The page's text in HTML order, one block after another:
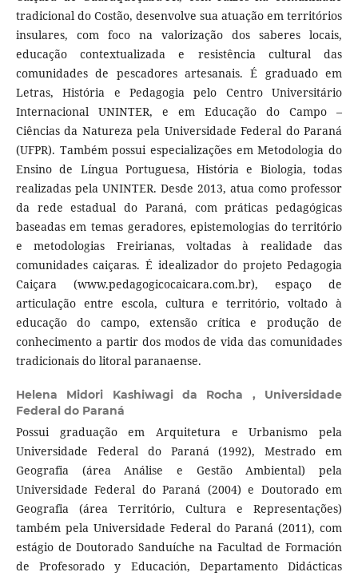
tradicional do Costão, desenvolve sua atuação em territórios
insulares, com foco na valorização dos saberes locais,
educação contextualizada e resistência cultural das
comunidades de pescadores artesanais. É graduado em
Letras, História e Pedagogia pelo Centro Universitário
Internacional UNINTER, e em Educação do Campo –
Ciências da Natureza pela Universidade Federal do Paraná
(UFPR). Também possui especializações em Metodologia do
Ensino de Língua Portuguesa, História e Biologia, todas
realizadas pela UNINTER. Desde 2013, atua como professor
da rede estadual do Paraná, com práticas pedagógicas
baseadas em temas geradores, epistemologias do território
e metodologias Freirianas, voltadas à realidade das
comunidades caiçaras. É idealizador do projeto Pedagogia
Caiçara (www.pedagogicocaicara.com.br), espaço de
articulação entre escola, cultura e território, voltado à
educação do campo, extensão crítica e produção de
conhecimento a partir dos modos de vida das comunidades
tradicionais do litoral paranaense.
Helena Midori Kashiwagi da Rocha , Universidade
Federal do Paraná
Possui graduação em Arquitetura e Urbanismo pela
Universidade Federal do Paraná (1992), Mestrado em
Geografia (área Análise e Gestão Ambiental) pela
Universidade Federal do Paraná (2004) e Doutorado em
Geografia (área Território, Cultura e Representações)
também pela Universidade Federal do Paraná (2011), com
estágio de Doutorado Sanduíche na Facultad de Formación
de Profesorado y Educación, Departamento Didácticas